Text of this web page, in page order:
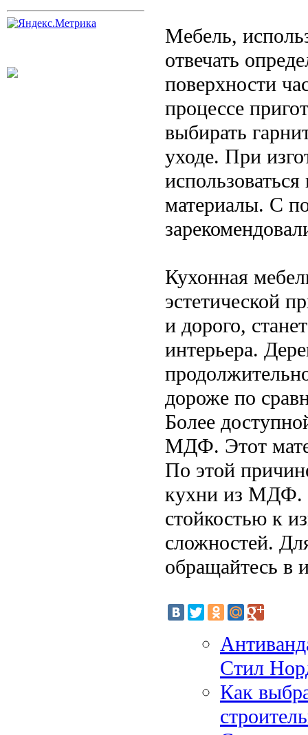
Мебель,
отвечать
поверхности
процессе
выбирать
уходе. При
материалы. С
Кухонная
эстетической
и дорого,
интерьера.
дороже по
Более
МДФ. Этот
По этой
кухни из МДФ.
стойкостью к
сложностей.
обращайтесь в
Стил
Как